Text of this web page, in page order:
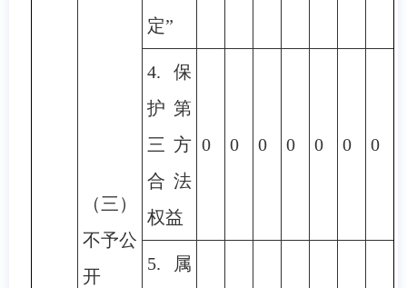
（三）
不予公
开
定”
4.保
护第
三方
合法
权益
0 0 0 0 0 0 0
5.属